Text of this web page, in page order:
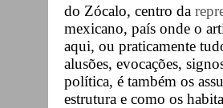
do Zócalo, centro da
mexicano, país onde o
aqui, ou praticamente
alusões, evocações,
política, é também os
estrutura e como os